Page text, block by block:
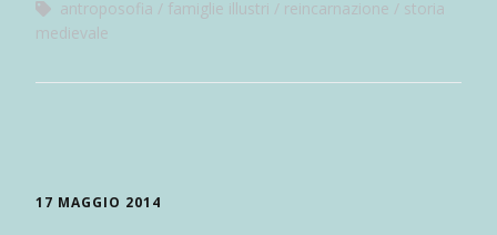
antroposofia
famiglie illustri reincarnazione
storia
medievale
17 MAGGIO 2014